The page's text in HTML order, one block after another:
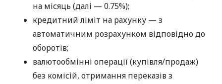
на місяць (далі — 0.75%);
кредитний ліміт на рахунку — з
автоматичним розрахунком відповідно до
оборотів;
валютообмінні операції (купівля/продаж)
без комісій, отримання переказів з